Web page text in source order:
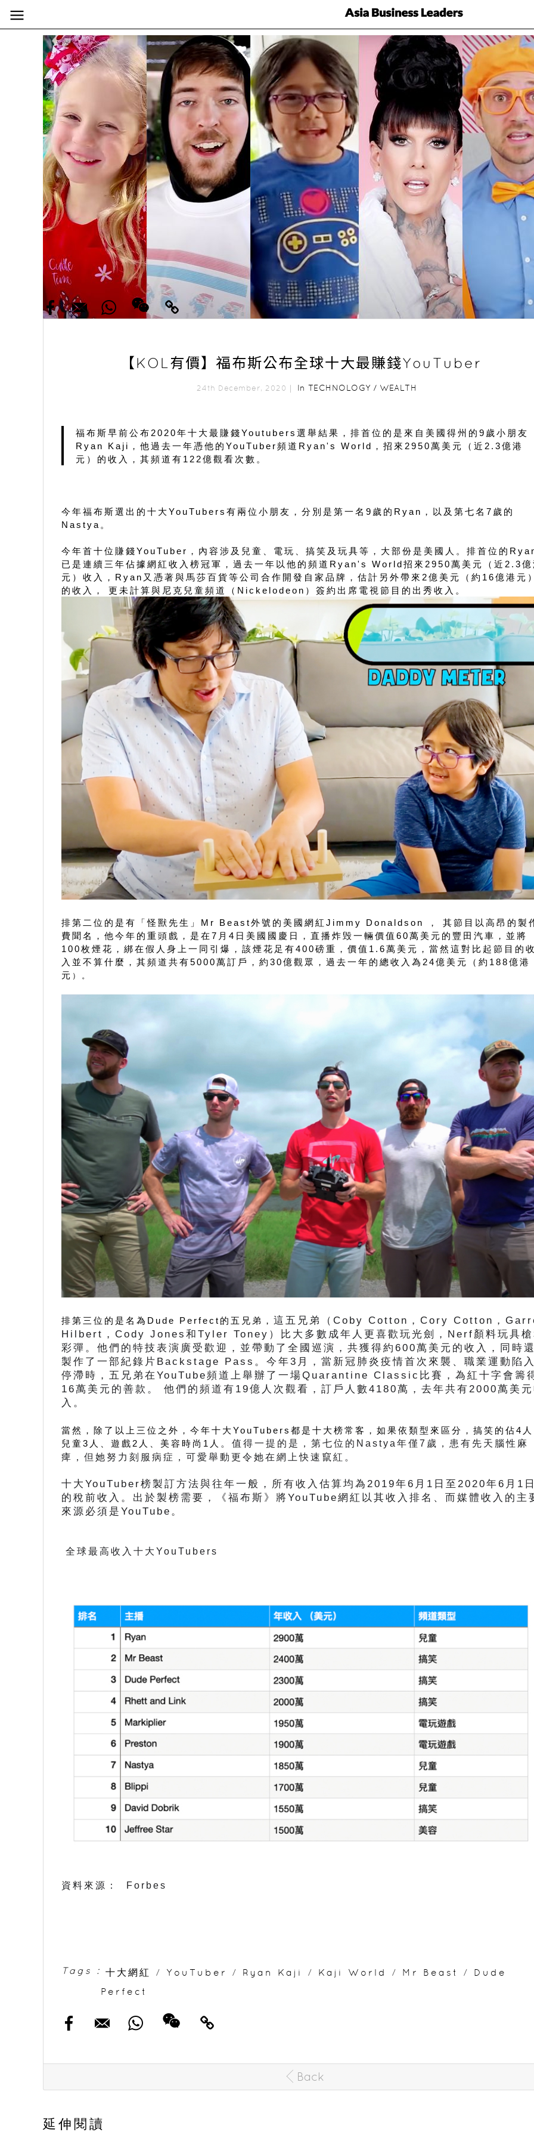
【KOL有價】福布斯公布全球十大最賺錢YouTuber
24th December, 2020｜ In TECHNOLOGY / WEALTH
福布斯早前公布2020年十大最賺錢Youtubers選舉結果，排首位的是來自美國得州的9歲小朋友
Ryan Kaji，他過去一年憑他的YouTuber頻道Ryan's World，招來2950萬美元（近2.3億港
元）的收入，其頻道有122億觀看次數。
今年福布斯選出的十大YouTubers有兩位小朋友，分別是第一名9歲的Ryan，以及第七名7歲的
Nastya。
今年首十位賺錢YouTuber，內容涉及兒童、電玩、搞笑及玩具等，大部份是美國人。排首位的
已是連續三年佔據網紅收入榜冠軍，過去一年以他的頻道Ryan's World招來2950萬美元（近2.3
元）收入，Ryan又憑著與馬莎百貨等公司合作開發自家品牌，估計另外帶來2億美元（約16億港元
的收入， 更未計算與尼克兒童頻道（Nickelodeon）簽約出席電視節目的出秀收入。
排第二位的是有「怪獸先生」Mr Beast外號的美國網紅Jimmy Donaldson ， 其節目以高昂的製
費聞名，他今年的重頭戲，是在7月4日美國國慶日，直播炸毁一輛價值60萬美元的豐田汽車，並將
100枚煙花，綁在假人身上一同引爆，該煙花足有400磅重，價值1.6萬美元，當然這對比起節目的
入並不算什麼，其頻道共有5000萬訂戶，約30億觀眾，過去一年的總收入為24億美元（約188億港
元 ）。
排第三位的是名為Dude Perfect的五兄弟， 這五兄弟（Coby Cotton，Cory Cotton，
Hilbert，Cody Jones和Tyler Toney）比大多數成年人更喜歡玩光劍，Nerf顏料玩具
彩彈。他們的特技表演廣受歡迎，並帶動了全國巡演，共獲得約600萬美元的收入，同時
製作了一部紀錄片Backstage Pass。今年3月，當新冠肺炎疫情首次來襲、職業運動陷
停滯時，五兄弟在YouTube頻道上舉辦了一場Quarantine Classic比賽，為紅十字會籌
16萬美元的善款。 他們的頻道有19億人次觀看，訂戶人數4180萬，去年共有2000萬美
入。
當然，除了以上三位之外，今年十大YouTubers都是十大榜常客，如果依類型來區分，搞笑的佔4
兒童3人、遊戲2人、美容時尚1人 。值得一提的是，第七位的Nastya年僅7歲，患有先天腦性麻
痺，但她努力刻服病症，可愛舉動更令她在網上快速竄紅。
十大YouTuber榜製訂方法與往年一般，所有收入估算均為2019年6月1日至2020年6月1
的稅前收入。出於製榜需要，《福布斯》將YouTube網紅以其收入排名、而媒體收入的主
來源必須是YouTube。
全球最高收入十大YouTubers
資料來源： Forbes
Tags : 十大網紅 / YouTuber / Ryan Kaji / Kaji World / Mr Beast /
Dude
Perfect
Back
延伸閱讀